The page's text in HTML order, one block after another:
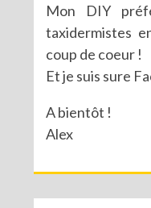
Mon DIY
taxidermistes
coup de coeur !
Et je suis sure
A bientôt !
Alex